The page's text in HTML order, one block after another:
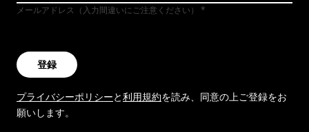
メールアドレス（入力間違いにご注意ください）
登録
プライバシーポリシーと利用規約を読み、同意の上ご登録をお
願いします。